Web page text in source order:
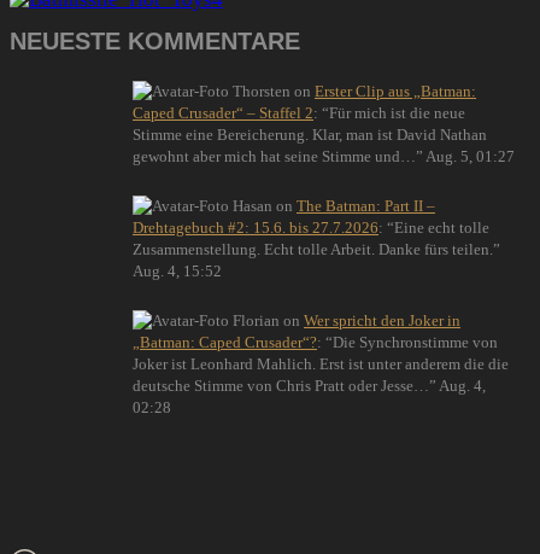
NEUESTE KOMMENTARE
Thorsten on Erster Clip aus „Batman:
Caped Crusader“ – Staffel 2: “Für mich ist die neue
Stimme eine Bereicherung. Klar, man ist David Nathan
gewohnt aber mich hat seine Stimme und… ” Aug. 5, 01:27
Hasan on The Batman: Part II –
Drehtagebuch #2: 15.6. bis 27.7.2026: “Eine echt tolle
Zusammenstellung. Echt tolle Arbeit. Danke fürs teilen. ”
Aug. 4, 15:52
Florian on Wer spricht den Joker in
„Batman: Caped Crusader“?: “Die Synchronstimme von
Joker ist Leonhard Mahlich. Erst ist unter anderem die die
deutsche Stimme von Chris Pratt oder Jesse… ” Aug. 4,
02:28